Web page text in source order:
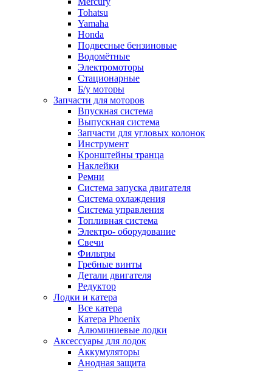
Tohatsu
Yamaha
Honda
Подвесные бензиновые
Водомётные
Электромоторы
Стационарные
Б/у моторы
Запчасти для моторов
Впускная система
Выпускная система
Запчасти для угловых колонок
Инструмент
Кронштейны транца
Наклейки
Ремни
Система запуска двигателя
Система охлаждения
Система управления
Топливная система
Электро- оборудование
Свечи
Фильтры
Гребные винты
Детали двигателя
Редуктор
Лодки и катера
Все катера
Катера Phoenix
Алюминиевые лодки
Аксессуары для лодок
Аккумуляторы
Анодная защита